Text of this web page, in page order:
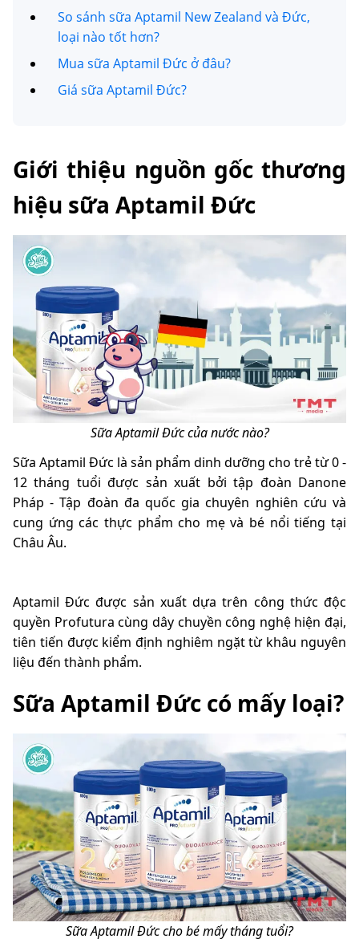
So sánh sữa Aptamil New Zealand và Đức,
loại nào tốt hơn?
Mua sữa Aptamil Đức ở đâu?
Giá sữa Aptamil Đức?
Giới thiệu nguồn gốc thương
hiệu sữa Aptamil Đức
Sữa Aptamil Đức của nước nào?
Sữa Aptamil Đức là sản phẩm dinh dưỡng cho trẻ từ 0 -
12 tháng tuổi được sản xuất bởi tập đoàn Danone
Pháp - Tập đoàn đa quốc gia chuyên nghiên cứu và
cung ứng các thực phẩm cho mẹ và bé nổi tiếng tại
Châu Âu.
Aptamil Đức được sản xuất dựa trên công thức độc
quyền Profutura cùng dây chuyền công nghệ hiện đại,
tiên tiến được kiểm định nghiêm ngặt từ khâu nguyên
liệu đến thành phẩm.
Sữa Aptamil Đức có mấy loại?
Sữa Aptamil Đức cho bé mấy tháng tuổi?